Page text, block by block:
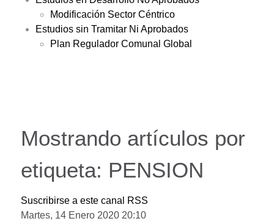
Modificación Sector Céntrico
Estudios sin Tramitar Ni Aprobados
Plan Regulador Comunal Global
Mostrando artículos por
etiqueta: PENSION
Suscribirse a este canal RSS
Martes, 14 Enero 2020 20:10